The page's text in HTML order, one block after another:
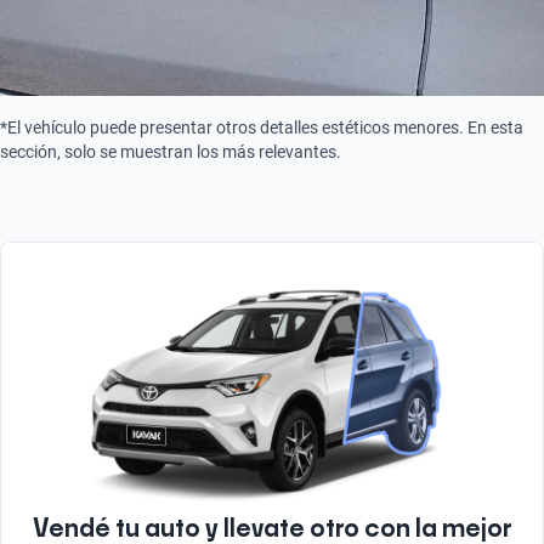
*El vehículo puede presentar otros detalles estéticos menores. En esta
sección, solo se muestran los más relevantes.
Vendé tu auto y llevate otro con la mejor